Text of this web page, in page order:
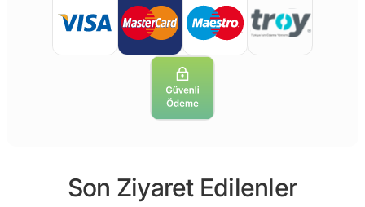
Son Ziyaret Edilenler